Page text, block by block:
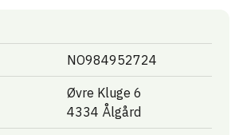
NO984952724
Øvre Kluge 6
4334 Ålgård